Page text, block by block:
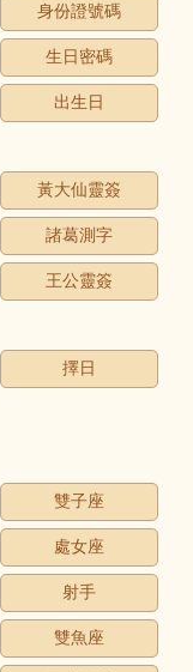
身份證號碼
生日密碼
出生日
黃大仙靈簽
諸葛測字
王公靈簽
擇日
雙子座
處女座
射手
雙魚座